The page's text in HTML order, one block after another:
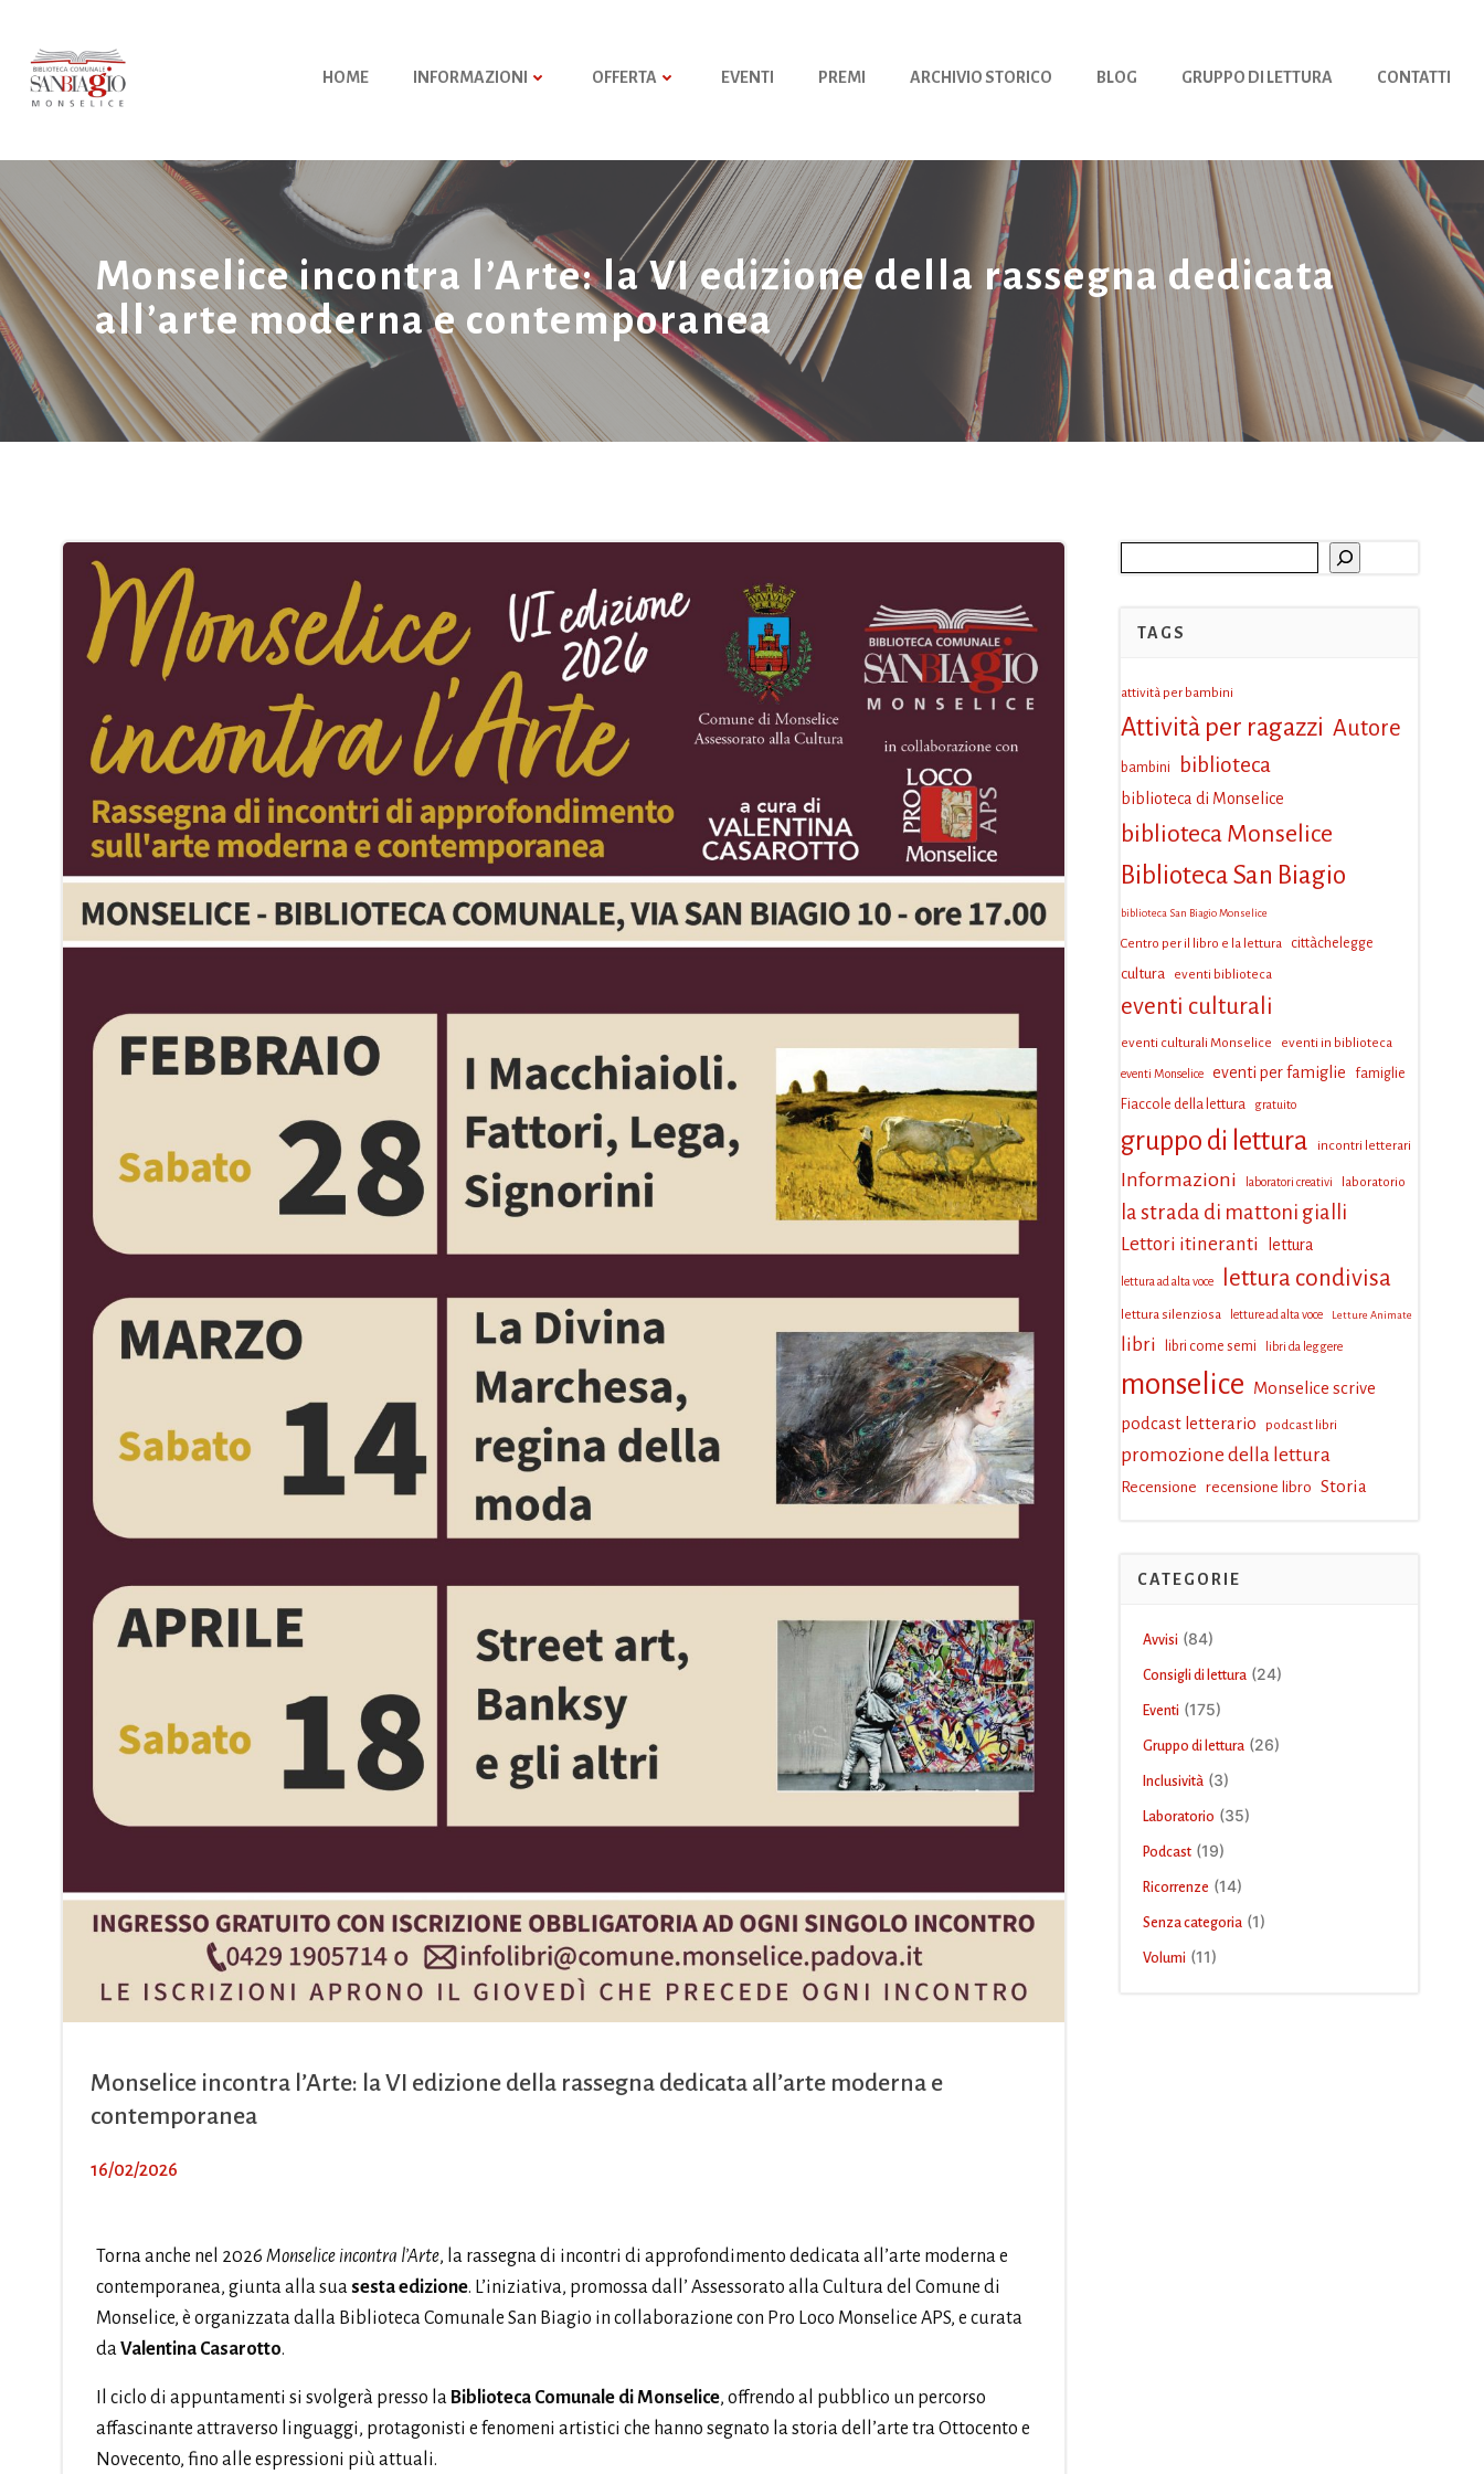
contenuto
HOME INFORMAZIONI OFFERTA EVENTI PREMI ARCHIVIO STORICO BLOG GRUPPO DI LETTURA CONTATTI
Monselice incontra l’Arte: la VI edizione della rassegna dedicata
all’arte moderna e contemporanea
Monselice incontra l’Arte: la VI edizione della rassegna dedicata all’arte moderna e
contemporanea
16/02/2026
Torna anche nel 2026 Monselice incontra l’Arte, la rassegna di incontri di approfondimento dedicata all’arte moderna e
contemporanea, giunta alla suasesta edizione. L’iniziativa, promossa dall’ Assessorato alla Cultura del Comune di
Monselice, è organizzata dalla Biblioteca Comunale San Biagio in collaborazione con Pro Loco Monselice APS, e curata
daValentina Casarotto.
Il ciclo di appuntamenti si svolgerà presso la Biblioteca Comunale di Monselice, offrendo al pubblico un percorso
affascinante attraverso linguaggi, protagonisti e fenomeni artistici che hanno segnato la storia dell’arte tra Ottocento e
Novecento, fino alle espressioni più attuali.
TAGS
attività per bambini
Attività per ragazzi Autore
bambini biblioteca
biblioteca di Monselice
biblioteca Monselice
Biblioteca San Biagio
biblioteca San Biagio Monselice
Centro per il libro e la lettura cittàchelegge
cultura eventi biblioteca
eventi culturali
eventi culturali Monselice eventi in biblioteca
eventi Monselice eventi per famiglie
famiglie
Fiaccole della lettura
gratuito
gruppo di lettura incontri letterari
Informazioni laboratori creativi laboratorio
la strada di mattoni gialli
Lettori itineranti lettura
lettura ad alta voce lettura condivisa
lettura silenziosa letture ad alta voce Letture Animate
libri libri come semi libri da leggere
monselice Monselice scrive
podcast letterario
podcast libri
promozione della lettura
Recensione recensione libro Storia
CATEGORIE
Avvisi (84)
Consigli di lettura(24)
Eventi (175)
Gruppo di lettura(26)
Inclusività(3)
Laboratorio (35)
Podcast(19)
Ricorrenze (14)
Senza categoria(1)
Volumi (11)